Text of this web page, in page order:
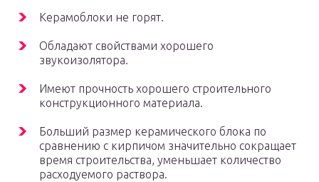
Керамоблоки не горят.
Обладают свойствами хорошего
звукоизолятора.
Имеют прочность хорошего строительного
конструкционного материала.
Больший размер керамического блока по
сравнению с кирпичом значительно сокращает
время строительства, уменьшает количество
расходуемого раствора.